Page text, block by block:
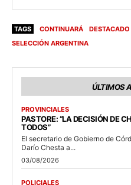
TAGS CONTINUARÁ DESTACADO
SELECCIÓN ARGENTINA
ÚLTIMOS
PROVINCIALES
PASTORE: “LA DECISIÓN DE
TODOS”
El secretario de Gobierno de
Darío Chesta a...
03/08/2026
POLICIALES